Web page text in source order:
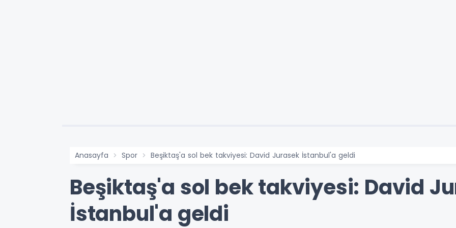
Anasayfa Spor Beşiktaş'a sol bek takviyesi: David Jurasek İstanbul'a geldi
Beşiktaş'a sol bek takviyesi: David
İstanbul'a geldi